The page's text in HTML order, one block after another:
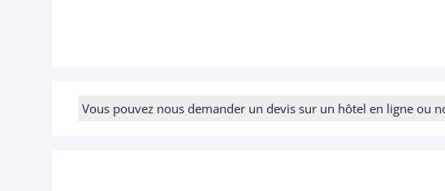
Vous pouvez nous demander un devis sur un hôtel en ligne ou